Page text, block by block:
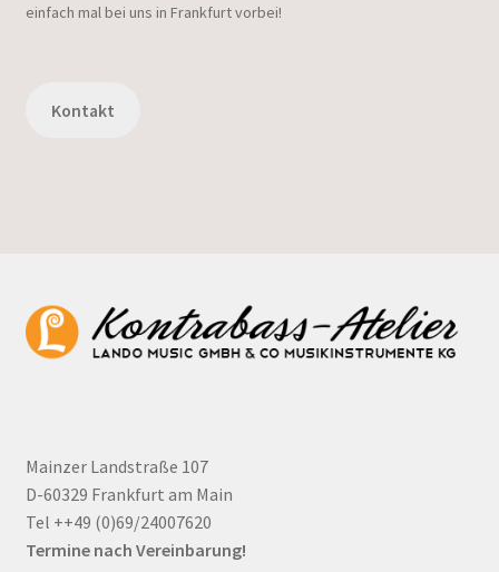
einfach mal bei uns in Frankfurt vorbei!
Kontakt
Mainzer Landstraße 107
D-60329 Frankfurt am Main
Tel ++49 (0)69/24007620
Termine nach Vereinbarung!